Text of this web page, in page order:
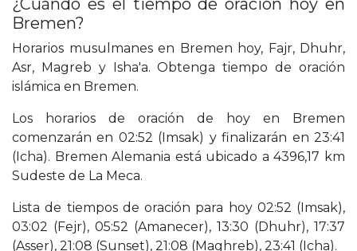
¿Cuándo es el tiempo de oración hoy en
Bremen?
Horarios musulmanes en Bremen hoy, Fajr, Dhuhr,
Asr, Magreb y Isha'a. Obtenga tiempo de oración
islámica en Bremen.
Los horarios de oración de hoy en Bremen
comenzarán en 02:52 (Imsak) y finalizarán en 23:41
(Icha). Bremen Alemania está ubicado a 4396,17 km
Sudeste de La Meca.
Lista de tiempos de oración para hoy 02:52 (Imsak),
03:02 (Fejr), 05:52 (Amanecer), 13:30 (Dhuhr), 17:37
(Asser), 21:08 (Sunset), 21:08 (Maghreb), 23:41 (Icha).